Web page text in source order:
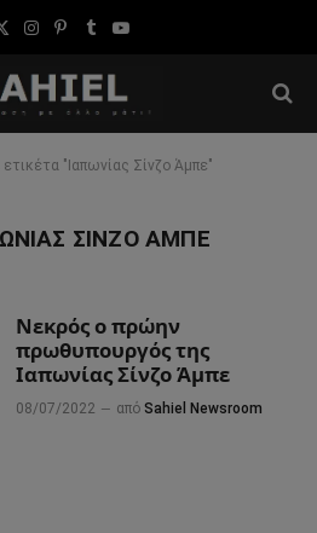
X
Instagram
Pinterest
TumblrYouTube
"Ιαπωνίας Σίνζο Άμπε"
ΣΊΝΖΟ ΆΜΠΕ
Νεκρός ο πρώην
πρωθυπουργός της
Ιαπωνίας Σίνζο Άμπε
08/07/2022 από Sahiel Newsroom